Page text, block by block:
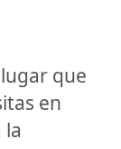
que
en
la